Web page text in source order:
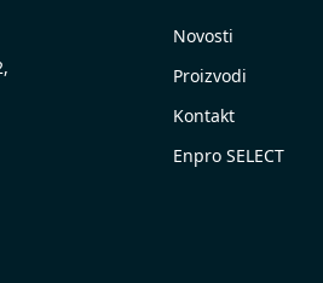
Novosti
Proizvodi
Kontakt
Enpro SELECT